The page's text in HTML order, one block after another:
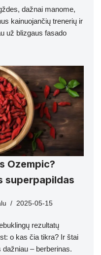
dažnai manome,
kainuojančių trenerių ir
už blizgaus fasado
Ozempic?
superpapildas
2025-05-15
rezultatų
o kas čia tikra? Ir štai
– berberinas.